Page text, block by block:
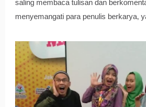
saling membaca tulisan dan
menyemangati para penulis berkarya,